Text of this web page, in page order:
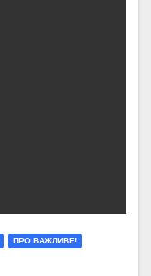
ПРО ВАЖЛИВЕ!